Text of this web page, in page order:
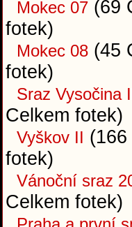
Mokec 07 (69
fotek)
Mokec 08 (45
fotek)
Sraz Vysočina
Celkem fotek)
Vyškov II
fotek)
Vánoční sraz
Celkem fotek)